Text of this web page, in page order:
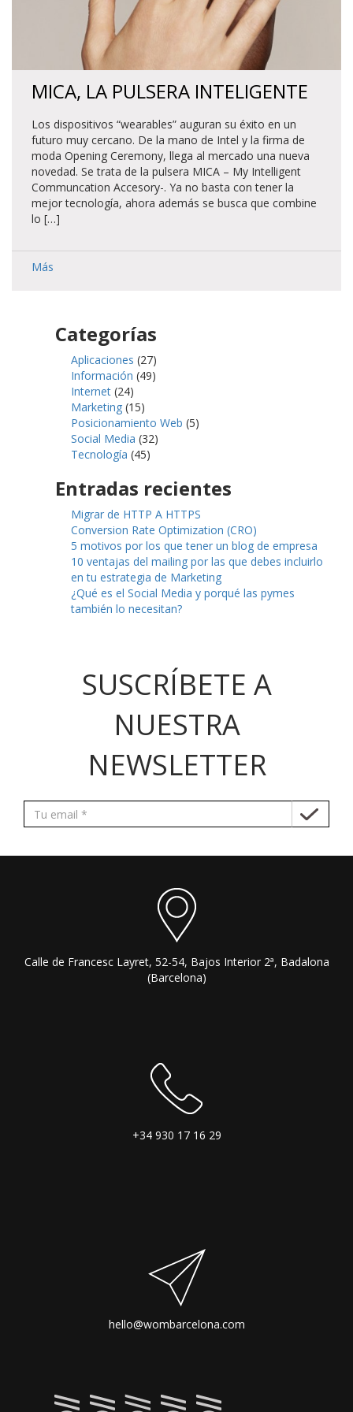
MICA, LA PULSERA INTELIGENTE
Los dispositivos “wearables” auguran su éxito en un
futuro muy cercano. De la mano de Intel y la firma de
moda Opening Ceremony, llega al mercado una nueva
novedad. Se trata de la pulsera MICA – My Intelligent
Communcation Accesory-. Ya no basta con tener la
mejor tecnología, ahora además se busca que combine
lo […]
Más
Categorías
Aplicaciones (27)
Información (49)
Internet (24)
Marketing (15)
Posicionamiento Web (5)
Social Media (32)
Tecnología (45)
Entradas recientes
Migrar de HTTP A HTTPS
Conversion Rate Optimization (CRO)
5 motivos por los que tener un blog de empresa
10 ventajas del mailing por las que debes incluirlo
en tu estrategia de Marketing
¿Qué es el Social Media y porqué las pymes
también lo necesitan?
SUSCRÍBETE A
NUESTRA
NEWSLETTER
Calle de Francesc Layret, 52-54, Bajos Interior 2ª, Badalona
(Barcelona)
+34 930 17 16 29
hello@wombarcelona.com